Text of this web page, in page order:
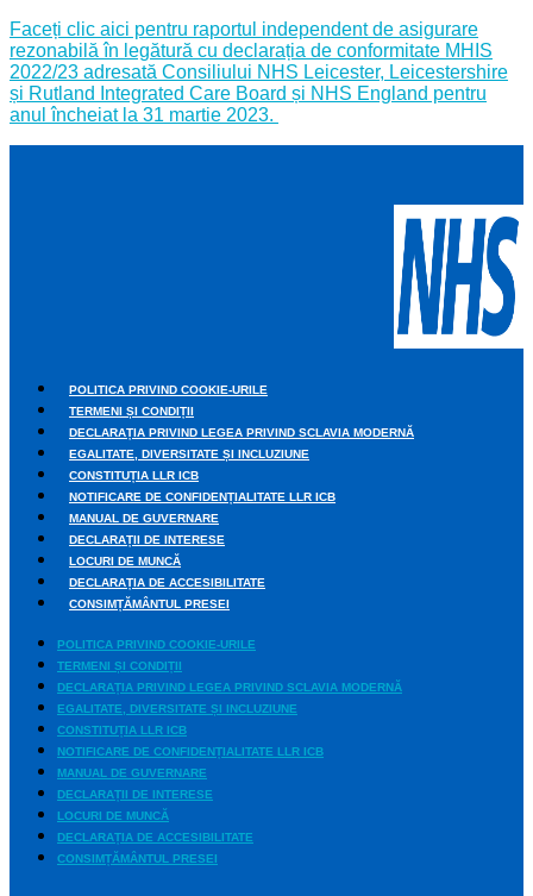
Faceți clic aici pentru raportul independent de asigurare
rezonabilă în legătură cu declarația de conformitate MHIS
2022/23 adresată Consiliului NHS Leicester, Leicestershire
și Rutland Integrated Care Board și NHS England pentru
anul încheiat la 31 martie 2023.
POLITICA PRIVIND COOKIE-URILE
TERMENI ȘI CONDIȚII
DECLARAȚIA PRIVIND LEGEA PRIVIND SCLAVIA MODERNĂ
EGALITATE, DIVERSITATE ȘI INCLUZIUNE
CONSTITUȚIA LLR ICB
NOTIFICARE DE CONFIDENȚIALITATE LLR ICB
MANUAL DE GUVERNARE
DECLARAȚII DE INTERESE
LOCURI DE MUNCĂ
DECLARAȚIA DE ACCESIBILITATE
CONSIMȚĂMÂNTUL PRESEI
POLITICA PRIVIND COOKIE-URILE
TERMENI ȘI CONDIȚII
DECLARAȚIA PRIVIND LEGEA PRIVIND SCLAVIA MODERNĂ
EGALITATE, DIVERSITATE ȘI INCLUZIUNE
CONSTITUȚIA LLR ICB
NOTIFICARE DE CONFIDENȚIALITATE LLR ICB
MANUAL DE GUVERNARE
DECLARAȚII DE INTERESE
LOCURI DE MUNCĂ
DECLARAȚIA DE ACCESIBILITATE
CONSIMȚĂMÂNTUL PRESEI